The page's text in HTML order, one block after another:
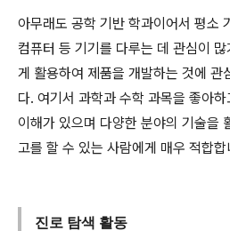
아무래도 공학 기반 학과이어서 평소
컴퓨터 등 기기를 다루는 데 관심이
게 활용하여 제품을 개발하는 것에 관
다. 여기서 과학과 수학 과목을 좋아
이해가 있으며 다양한 분야의 기술을
고를 할 수 있는 사람에게 매우 적합합
진로 탐색 활동